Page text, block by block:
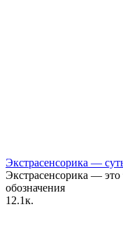
Экстрасенсорика —
Экстрасенсорика —
обозначения
1 2.1к.